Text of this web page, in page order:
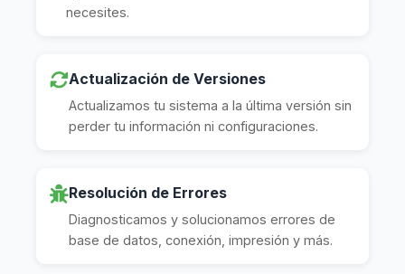
necesites.
Actualización de Versiones
Actualizamos tu sistema a la última versión sin
perder tu información ni configuraciones.
Resolución de Errores
Diagnosticamos y solucionamos errores de
base de datos, conexión, impresión y más.